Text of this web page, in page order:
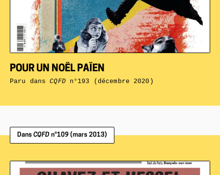
POUR UN NOËL PAÏEN
Paru dansCQFDn°193 (décembre 2020)
Dans CQFD n°109 (mars 2013)